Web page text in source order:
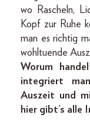
wo Rascheln,
Kopf zur Ruhe
man es richtig
wohltuende
Worum
integriert
Auszeit und
hier gibt’s alle